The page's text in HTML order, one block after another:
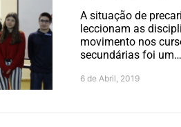
A situação de
leccionam as
movimento nos
secundárias foi um…
6 de Abril, 2019